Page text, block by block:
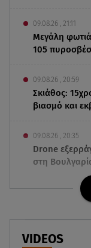
09.08.26 , 21:11
Μεγάλη φωτιά
105
09.08.26 , 20:59
Σκιάθος:
βιασμό και
09.08.26 , 20:35
Drone
στη
«Ισλαμικό
την Ελλάδα
VIDEOS